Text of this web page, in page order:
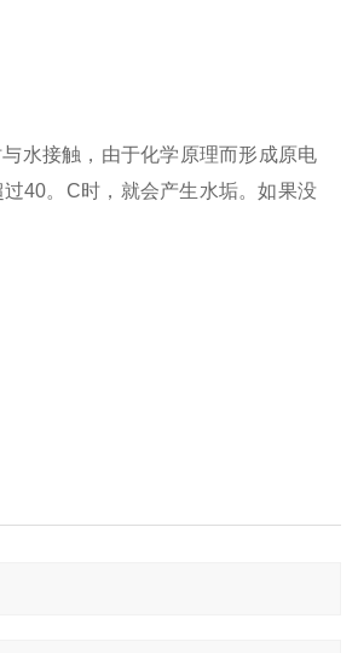
水接触，由于化学原理而形成原电
过40。 C时，就会产生水垢。如果没